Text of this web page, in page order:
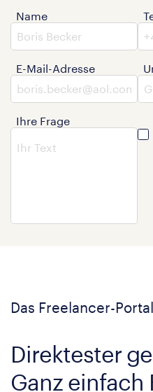
Name
E-Mail-Adresse
Ihre Frage
Das Freelancer-Portal
Direktester
Ganz einfach